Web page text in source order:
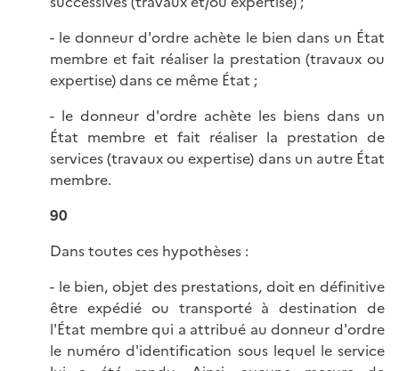
- le donneur d'ordre achète le bien dans un État
membre et fait réaliser la prestation (travaux ou
expertise) dans ce même État ;
- le donneur d'ordre achète les biens dans un
État membre et fait réaliser la prestation de
services (travaux ou expertise) dans un autre État
membre.
90
Dans toutes ces hypothèses :
- le bien, objet des prestations, doit en définitive
être expédié ou transporté à destination de
l'État membre qui a attribué au donneur d'ordre
le numéro d'identification sous lequel le service